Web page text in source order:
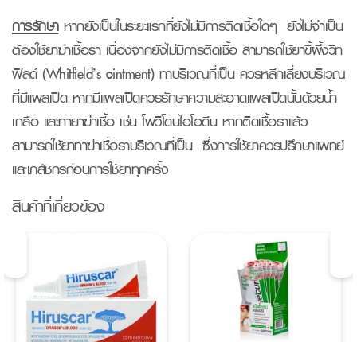
การรักษาหากยังเป็นในระยะแรกที่ยังไม่มีการติดเชื้อใดๆ ยังไม่จำเป็น
ต้องใช้ยาฆ่าเชื้อรา เนื่องจากยังไม่มีการติดเชื้อ สามารถใช้ยาขี้ผึ้งวิท
ฟิลด์ (Whitfield’s ointment) ทาบริเวณที่เป็น ควรหลีกเลี่ยงบริเวณ
ที่มีแผลเปิด หากมีแผลเปิดควรรักษาความสะอาดแผลเปิดนั้นด้วยน้ำ
เกลือ และทายาฆ่าเชื้อ เช่น โพวิโดนไอโอดีน หากติดเชื้อราแล้ว
สามารถใช้ยาทาฆ่าเชื้อราบริเวณที่เป็น ซึ่งการใช้ยาควรปรึกษาแพทย์
และเภสัชกรก่อนการใช้ยาทุกครั้ง
สินค้าที่เกี่ยวข้อง